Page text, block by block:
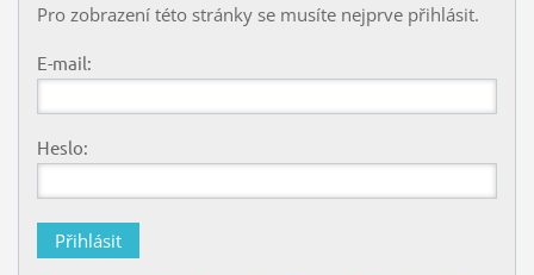
Pro zobrazení této stránky se musíte nejprve přihlásit.
E-mail:
Heslo: